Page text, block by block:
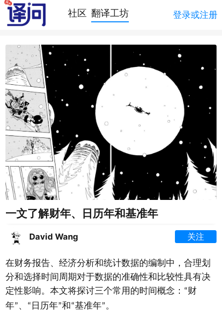
社区 翻译工坊 登录或注册
一文了解财年、日历年和基准年
David Wang 关注
在财务报告、经济分析和统计数据的编制中，合理划
分和选择时间周期对于数据的准确性和比较性具有决
定性影响。本文将探讨三个常用的时间概念： “财
年”、 “ 日历年”和“基准年”。